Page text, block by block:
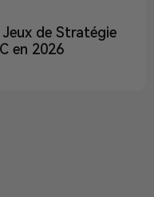
de Stratégie
en 2026